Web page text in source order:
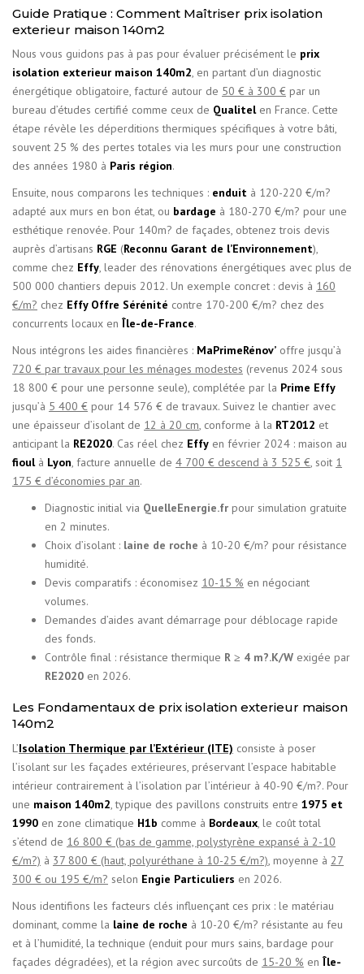
Guide Pratique : Comment Maîtriser prix isolation
exterieur maison 140m2
Nous vous guidons pas à pas pour évaluer précisément le prix
isolation exterieur maison 140m2, en partant d’un diagnostic
énergétique obligatoire, facturé autour de 50 € à 300 € par un
bureau d’études certifié comme ceux de Qualitelen France. Cette
étape révèle les déperditions thermiques spécifiques à votre bâti,
souvent 25 % des pertes totales via les murs pour une construction
des années 1980 à Paris région.
Ensuite, nous comparons les techniques : enduit à 120-220 €/m?
adapté aux murs en bon état, ou bardage à 180-270 €/m? pour une
esthétique renovée. Pour 140m? de façades, obtenez trois devis
auprès d’artisans RGE (Reconnu Garant de l’Environnement),
comme chez Effy, leader des rénovations énergétiques avec plus de
500 000 chantiers depuis 2012. Un exemple concret : devis à 160
€/m? chez Effy Offre Sérénité contre 170-200 €/m? chez des
concurrents locaux en Île-de-France.
Nous intégrons les aides financières : MaPrimeRénov’ offre jusqu’à
720 € par travaux pour les ménages modestes (revenus 2024 sous
18 800 € pour une personne seule), complétée par la Prime Effy
jusqu’à 5 400 € pour 14 576 € de travaux. Suivez le chantier avec
une épaisseur d’isolant de 12 à 20 cm, conforme à la RT2012 et
anticipant la RE2020. Cas réel chez Effy en février 2024 : maison au
fioulà Lyon, facture annuelle de 4 700 € descend à 3 525 €, soit 1
175 € d’économies par an.
Diagnostic initial via QuelleEnergie.fr pour simulation gratuite
en 2 minutes.
Choix d’isolant : laine de roche à 10-20 €/m? pour résistance
humidité.
Devis comparatifs : économisez 10-15 % en négociant
volumes.
Demandes d’aides avant démarrage pour déblocage rapide
des fonds.
Contrôle final : résistance thermique R ≥ 4 m?.K/W exigée par
RE2020 en 2026.
Les Fondamentaux de prix isolation exterieur maison
140m2
L’Isolation Thermique par l’Extérieur (ITE) consiste à poser
l’isolant sur les façades extérieures, préservant l’espace habitable
intérieur contrairement à l’isolation par l’intérieur à 40-90 €/m?. Pour
une maison 140m2, typique des pavillons construits entre 1975 et
1990 en zone climatique H1b comme à Bordeaux, le coût total
s’étend de 16 800 € (bas de gamme, polystyrène expansé à 2-10
€/m?) à 37 800 € (haut, polyuréthane à 10-25 €/m?), moyenne à 27
300 € ou 195 €/m? selon Engie Particuliers en 2026.
Nous identifions les facteurs clés influençant ces prix : le matériau
dominant, comme la laine de roche à 10-20 €/m? résistante au feu
et à l’humidité, la technique (enduit pour murs sains, bardage pour
façades dégradées), et la région avec surcoûts de 15-20 % en Île-